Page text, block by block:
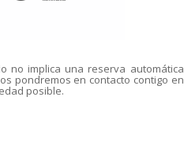
no implica una reserva automática
pondremos en contacto contigo en
posible.